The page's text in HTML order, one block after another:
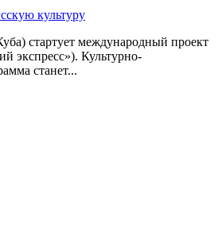
культуру
стартует международный проект
экспресс»). Культурно-
станет...